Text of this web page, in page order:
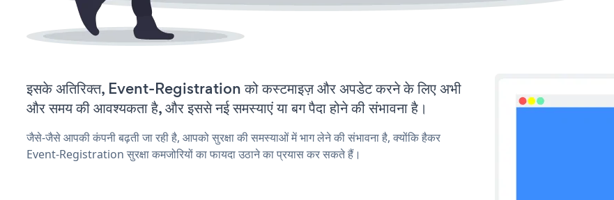
इसके अतिरिक्त, Event-Registration को कस्टमाइज़ और अपडेट करने के लिए अभी
और समय की आवश्यकता है, और इससे नई समस्याएं या बग पैदा होने की संभावना है।
जैसे-जैसे आपकी कंपनी बढ़ती जा रही है, आपको सुरक्षा की समस्याओं में भाग लेने की संभावना है, क्योंकि हैकर
Event-Registration सुरक्षा कमजोरियों का फायदा उठाने का प्रयास कर सकते हैं।